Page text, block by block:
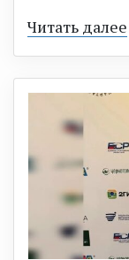
Читать далее